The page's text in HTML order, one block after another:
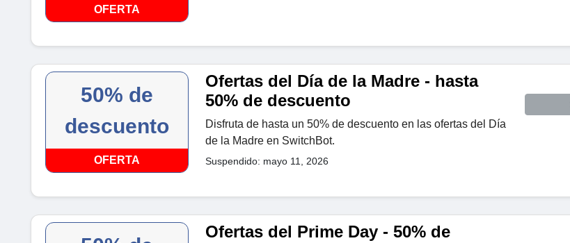
OFERTA
50% de
descuento
OFERTA
Ofertas del Día de la Madre - hasta
50% de descuento
Disfruta de hasta un 50% de descuento en las ofertas del Día
de la Madre en SwitchBot.
Suspendido: mayo 11, 2026
Ofertas del Prime Day - 50% de